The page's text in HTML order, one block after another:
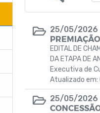
25/05/2026
EDITAL DE
DA ETAPA DE
Executiva de
Atualizado
25/05/2026